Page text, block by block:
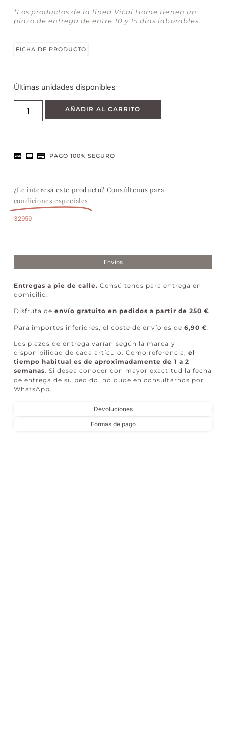
*Los productos de la línea Vical Home tienen un
plazo de entrega de entre 10 y 15 días laborables.
FICHA DE PRODUCTO
Últimas unidades disponibles
AÑADIR AL CARRITO
PAGO 100% SEGURO
¿Le interesa este producto? Consúltenos para
condiciones especiales
32959
Envíos
Devoluciones
Formas de pago
Entregas a pie de calle. Consúltenos para entrega en
domicilio.
Disfruta de envío gratuito en pedidos a partir de 250 €.
Para importes inferiores, el coste de envío es de 6,90 €
Los plazos de entrega varían según la marca y
disponibilidad de cada artículo. Como referencia, el
tiempo habitual es de aproximadamente de 1 a 2
semanas. Si desea conocer con mayor exactitud la fecha
de entrega de su pedido, no dude en consultarnos por
WhatsApp.